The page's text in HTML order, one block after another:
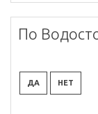
По
ДА НЕТ